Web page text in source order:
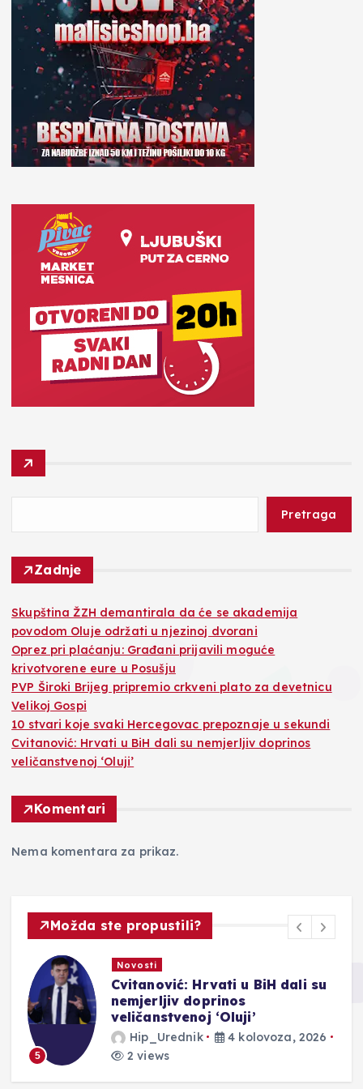
Pretraga
Zadnje
Skupština ŽZH demantirala da će se akademija
povodom Oluje održati u njezinoj dvorani
Oprez pri plaćanju: Građani prijavili moguće
krivotvorene eure u Posušju
PVP Široki Brijeg pripremio crkveni plato za devetnicu
Velikoj Gospi
10 stvari koje svaki Hercegovac prepoznaje u sekundi
Cvitanović: Hrvati u BiH dali su nemjerljiv doprinos
veličanstvenoj ‘Oluji’
Komentari
Nema komentara za prikaz.
Možda ste propustili?
5
Novosti
Cvitanović: Hrvati u BiH dali su
nemjerljiv doprinos
veličanstvenoj ‘Oluji’
Hip_Urednik
4 kolovoza, 2026
2 views